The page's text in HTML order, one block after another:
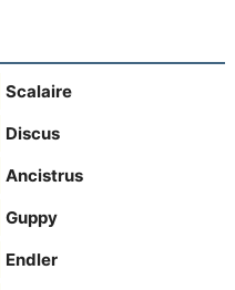
Scalaire
Discus
Ancistrus
Guppy
Endler